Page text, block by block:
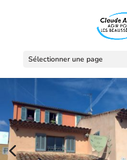
Sélectionner une page